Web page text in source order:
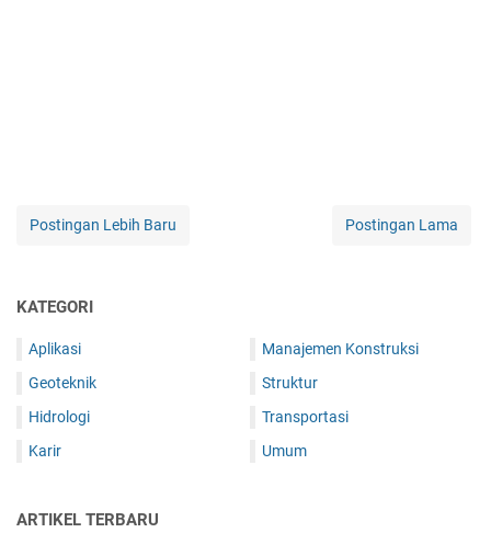
Postingan Lebih Baru Postingan Lama
KATEGORI
Aplikasi
Geoteknik
Hidrologi
Karir
Manajemen Konstruksi
Struktur
Transportasi
Umum
ARTIKEL TERBARU